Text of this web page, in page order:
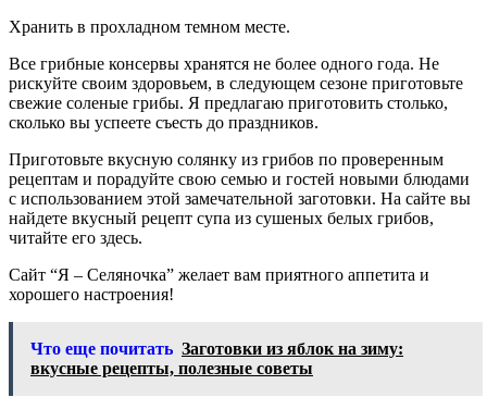
Хранить в прохладном темном месте.
Все грибные консервы хранятся не более одного года. Не
рискуйте своим здоровьем, в следующем сезоне приготовьте
свежие соленые грибы. Я предлагаю приготовить столько,
сколько вы успеете съесть до праздников.
Приготовьте вкусную солянку из грибов по проверенным
рецептам и порадуйте свою семью и гостей новыми блюдами
с использованием этой замечательной заготовки. На сайте вы
найдете вкусный рецепт супа из сушеных белых грибов,
читайте его здесь.
Сайт “Я – Селяночка” желает вам приятного аппетита и
хорошего настроения!
Что еще почитать Заготовки из яблок на зиму:
вкусные рецепты, полезные советы